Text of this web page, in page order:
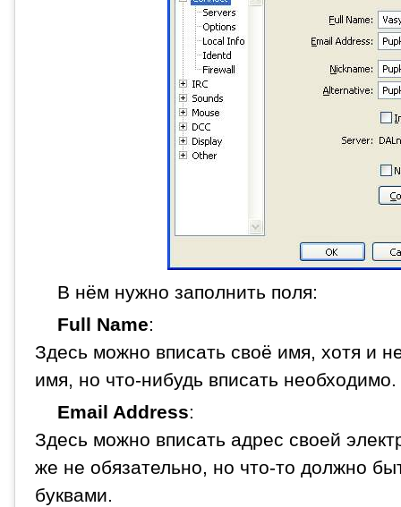
В нём нужно заполнить поля:
Full Name:
Здесь можно вписать своё имя, хотя и
имя, но что-нибудь вписать необходимо.
Email Address:
Здесь можно вписать адрес своей
же не обязательно, но что-то должно
буквами.